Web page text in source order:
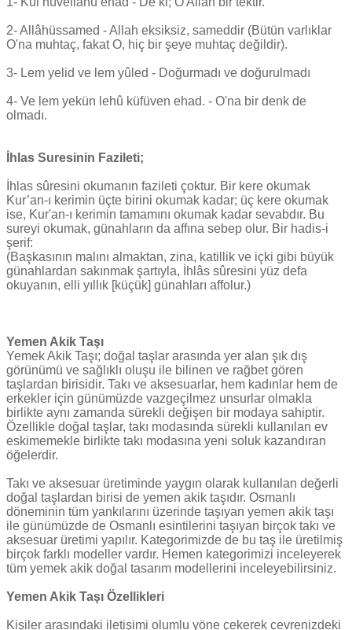
2- Allâhüssamed - Allah eksiksiz, sameddir (Bütün varlıklar
O'na muhtaç, fakat O, hiç bir şeye muhtaç değildir).
3- Lem yelid ve lem yûled - Doğurmadı ve doğurulmadı
4- Ve lem yekün lehû küfüven ehad. - O'na bir denk de
olmadı.
İhlas Suresinin Fazileti;
İhlas sûresini okumanın fazileti çoktur. Bir kere okumak
Kur’an-ı kerimin üçte birini okumak kadar; üç kere okumak
ise, Kur'an-ı kerimin tamamını okumak kadar sevabdır. Bu
sureyi okumak, günahların da affına sebep olur. Bir hadis-i
şerif:
(Başkasının malını almaktan, zina, katillik ve içki gibi büyük
günahlardan sakınmak şartıyla, İhlâs sûresini yüz defa
okuyanın, elli yıllık [küçük] günahları affolur.)
Yemen Akik Taşı
Yemek Akik Taşı; doğal taşlar arasında yer alan şık dış
görünümü ve sağlıklı oluşu ile bilinen ve rağbet gören
taşlardan birisidir. Takı ve aksesuarlar, hem kadınlar hem de
erkekler için günümüzde vazgeçilmez unsurlar olmakla
birlikte aynı zamanda sürekli değişen bir modaya sahiptir.
Özellikle doğal taşlar, takı modasında sürekli kullanılan ev
eskimemekle birlikte takı modasına yeni soluk kazandıran
öğelerdir.
Takı ve aksesuar üretiminde yaygın olarak kullanılan değerli
doğal taşlardan birisi de yemen akik taşıdır. Osmanlı
döneminin tüm yankılarını üzerinde taşıyan yemen akik taşı
ile günümüzde de Osmanlı esintilerini taşıyan birçok takı ve
aksesuar üretimi yapılır. Kategorimizde de bu taş ile üretilmiş
birçok farklı modeller vardır. Hemen kategorimizi inceleyerek
tüm yemek akik doğal tasarım modellerini inceleyebilirsiniz.
Yemen Akik Taşı Özellikleri
Kişiler arasındaki iletişimi olumlu yöne çekerek çevrenizdeki